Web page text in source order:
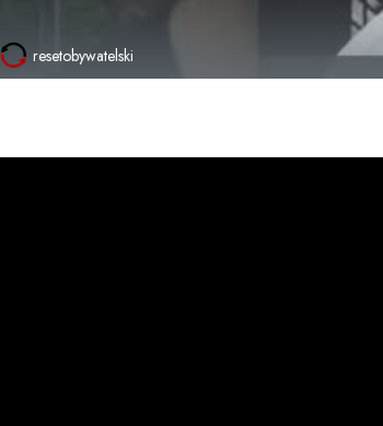
resetobywatelski